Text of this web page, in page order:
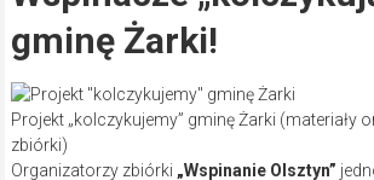
gminę Żarki!
Projekt „kolczykujemy” gminę Żarki (materiały
zbiórki)
Organizatorzy zbiórki „Wspinanie Olsztyn”